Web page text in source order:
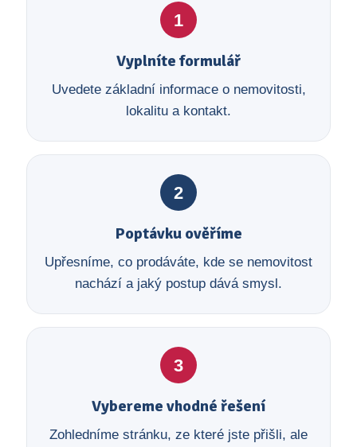
1
Vyplníte formulář
Uvedete základní informace o nemovitosti,
lokalitu a kontakt.
2
Poptávku ověříme
Upřesníme, co prodáváte, kde se nemovitost
nachází a jaký postup dává smysl.
3
Vybereme vhodné řešení
Zohledníme stránku, ze které jste přišli, ale